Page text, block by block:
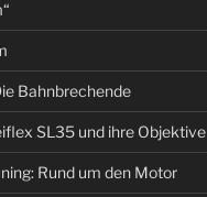
Bahnbrechende
SL35 und ihre Objektive
Rund um den Motor